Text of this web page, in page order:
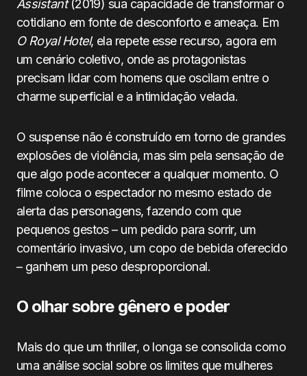
Assistant(2019) sua capacidade de transformar o
cotidiano em fonte de desconforto e ameaça. Em
O Royal Hotel, ela repete esse recurso, agora em
um cenário coletivo, onde as protagonistas
precisam lidar com homens que oscilam entre o
charme superficial e a intimidação velada.
O suspense não é construído em torno de grandes
explosões de violência, mas sim pela sensação de
que algo pode acontecer a qualquer momento. O
filme coloca o espectador no mesmo estado de
alerta das personagens, fazendo com que
pequenos gestos – um pedido para sorrir, um
comentário invasivo, um copo de bebida oferecido
– ganhem um peso desproporcional.
O olhar sobre gênero e poder
Mais do que um thriller, o longa se consolida como
uma análise social sobre os limites que mulheres